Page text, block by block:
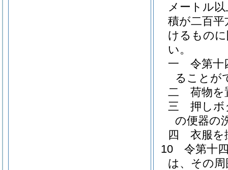
メートル
積が二百
けるもの
い。
一
令第十
ることが
二
荷物を
三
押しボ
の便器の
四
衣服を
10
令第十
は、その